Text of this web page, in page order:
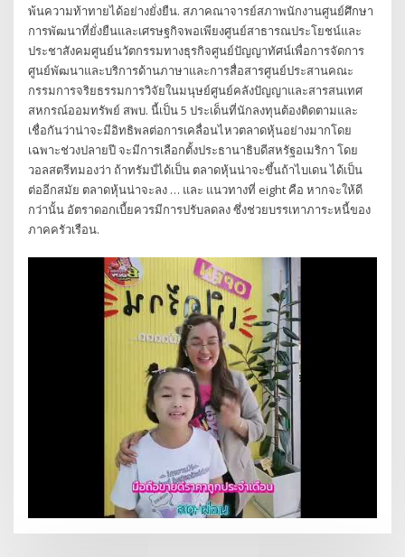
พ้นความท้าทายได้อย่างยั่งยืน. สภาคณาจารย์สภาพนักงานศูนย์ศึกษา
การพัฒนาที่ยั่งยืนและเศรษฐกิจพอเพียงศูนย์สาธารณประโยชน์และ
ประชาสังคมศูนย์นวัตกรรมทางธุรกิจศูนย์ปัญญาทัศน์เพื่อการจัดการ
ศูนย์พัฒนาและบริการด้านภาษาและการสื่อสารศูนย์ประสานคณะ
กรรมการจริยธรรมการวิจัยในมนุษย์ศูนย์คลังปัญญาและสารสนเทศ
สหกรณ์ออมทรัพย์ สพบ. นี้เป็น 5 ประเด็นที่นักลงทุนต้องติดตามและ
เชื่อกันว่าน่าจะมีอิทธิพลต่อการเคลื่อนไหวตลาดหุ้นอย่างมากโดย
เฉพาะช่วงปลายปี จะมีการเลือกตั้งประธานาธิบดีสหรัฐอเมริกา โดย
วอลสตรีทมองว่า ถ้าทรัมป์ได้เป็น ตลาดหุ้นน่าจะขึ้นถ้าไบเดน ได้เป็น
ต่ออีกสมัย ตลาดหุ้นน่าจะลง … และ แนวทางที่ eight คือ หากจะให้ดี
กว่านั้น อัตราดอกเบี้ยควรมีการปรับลดลง ซึ่งช่วยบรรเทาภาระหนี้ของ
ภาคครัวเรือน.